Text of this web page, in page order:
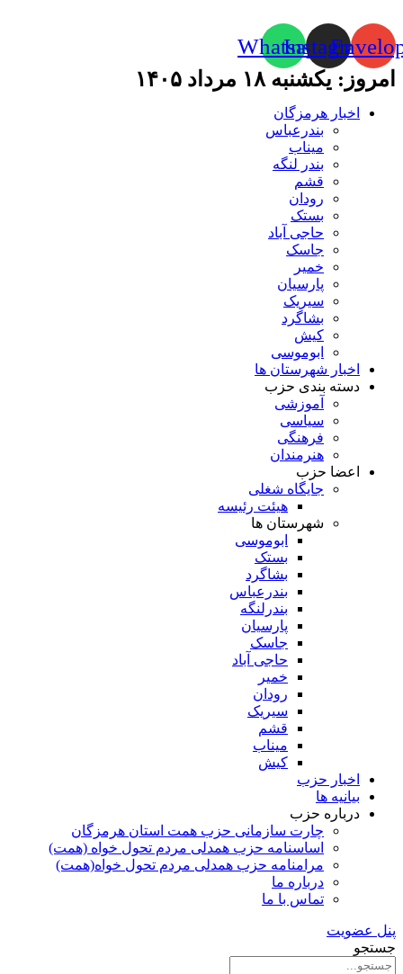
Instagram
Whatsapp
امروز: یکشنبه ۱۸ مرداد ۱۴۰۵
اخبار هرمزگان
بندرعباس
میناب
بندر لنگه
قشم
رودان
بستک
حاجی آباد
جاسک
خمیر
پارسیان
سیریک
بشاگرد
کیش
ابوموسی
اخبار شهرستان ها
دسته بندی حزب
آموزشی
سیاسی
فرهنگی
هنرمندان
اعضا حزب
جایگاه شغلی
هیئت رئیسه
شهرستان ها
ابوموسی
بستک
بشاگرد
بندرعباس
بندرلنگه
پارسیان
جاسک
حاجی آباد
خمیر
رودان
سیریک
قشم
میناب
کیش
اخبار حزب
بیانیه ها
درباره حزب
چارت سازمانی حزب همت استان هرمزگان
اساسنامه حزب همدلی مردم تحول خواه (همت)
مرامنامه حزب همدلی مردم تحول خواه(همت)
درباره ما
تماس با ما
پنل عضویت
جستجو